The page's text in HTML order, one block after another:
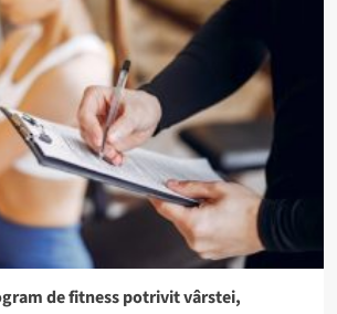
de fitness potrivit vârstei,